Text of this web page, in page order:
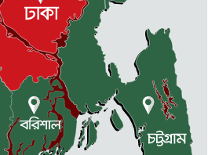
নেত্রকোণায় মেরিট কেয়ার
অর্গানাইজেশনের উদ্যোগে ফ্রি মেডিক্যাল
ক্যাম্প অনুষ্ঠিত
মোহনগঞ্জ স্বাস্থ্য কমপ্লেক্সের ১২ জন
ডাক্তারকে কৈফিয়ত তলব